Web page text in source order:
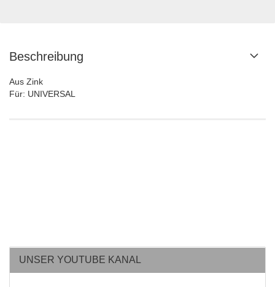
Beschreibung
Aus Zink
Für: UNIVERSAL
UNSER YOUTUBE KANAL